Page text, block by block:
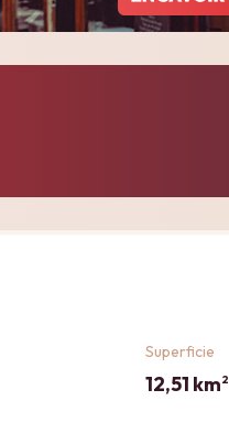
Superficie
12,51 km2